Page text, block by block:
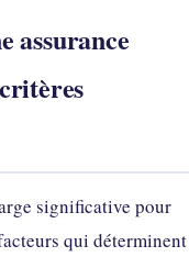
assurance
significative pour
qui déterminent